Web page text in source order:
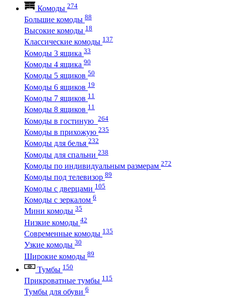
Комоды 274
Большие комоды 88
Высокие комоды 18
Классические комоды 137
Комоды 3 ящика 33
Комоды 4 ящика 90
Комоды 5 ящиков 50
Комоды 6 ящиков 19
Комоды 7 ящиков 11
Комоды 8 ящиков 11
Комоды в гостиную 264
Комоды в прихожую 235
Комоды для белья 232
Комоды для спальни 238
Комоды по индивидуальным размерам 272
Комоды под телевизор 89
Комоды с дверцами 105
Комоды с зеркалом 6
Мини комоды 35
Низкие комоды 42
Современные комоды 135
Узкие комоды 30
Широкие комоды 89
Тумбы 150
Прикроватные тумбы 115
Тумбы для обуви 6